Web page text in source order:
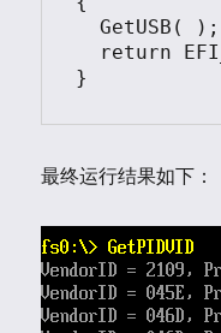
  GetUSB( );
}
最终运行结果如下：